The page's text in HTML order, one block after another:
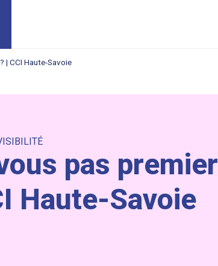
| CCI Haute-Savoie
pas premier
Haute-Savoie